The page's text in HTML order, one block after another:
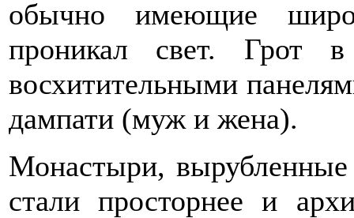
обычно имеющие
проникал свет. Грот
восхитительными
дампати (муж и жена).
Монастыри,
стали просторнее и